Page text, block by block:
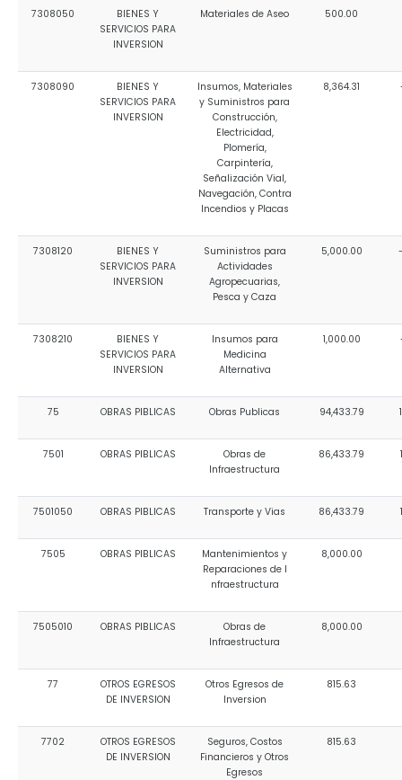
7308050
BIENES Y
SERVICIOS PARA
INVERSION
Materiales de Aseo 500.00
7308090
BIENES Y
SERVICIOS PARA
INVERSION
Insumos, Materiales
y Suministros para
Construcción,
Electricidad,
Plomería,
Carpintería,
Señalización Vial,
Navegación, Contra
Incendios y Placas
8,364.31
7308120
BIENES Y
SERVICIOS PARA
INVERSION
Suministros para
Actividades
Agropecuarias,
Pesca y Caza
5,000.00
7308210
BIENES Y
SERVICIOS PARA
INVERSION
Insumos para
Medicina
Alternativa
1,000.00
75 OBRAS PIBLICAS Obras Publicas 94,433.79
7501 OBRAS PIBLICAS
Obras de
Infraestructura
86,433.79
7501050 OBRAS PIBLICAS Transporte y Vias 86,433.79
7505 OBRAS PIBLICAS
Mantenimientos y
Reparaciones de I
nfraestructura
8,000.00
7505010 OBRAS PIBLICAS
Obras de
Infraestructura
8,000.00
77
OTROS EGRESOS
DE INVERSION
Otros Egresos de
Inversion
815.63
7702
OTROS EGRESOS
DE INVERSION
Seguros, Costos
Financieros y Otros
Egresos
815.63